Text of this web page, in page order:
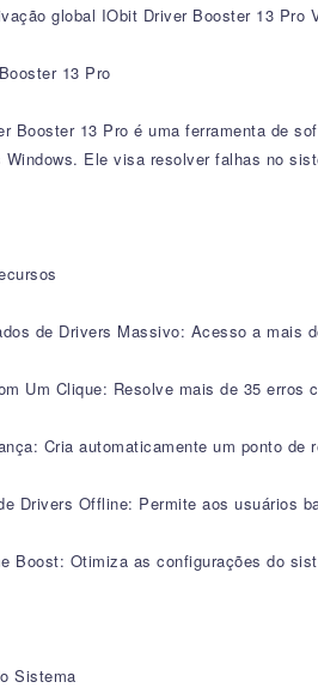
global IObit Driver Booster 13 Pro
13 Pro
Booster 13 Pro é uma ferramenta de
Windows. Ele visa resolver falhas no
de Drivers Massivo: Acesso a mais
Um Clique: Resolve mais de 35 erros
Cria automaticamente um ponto
Drivers Offline: Permite aos usuários
Boost: Otimiza as configurações do
Sistema